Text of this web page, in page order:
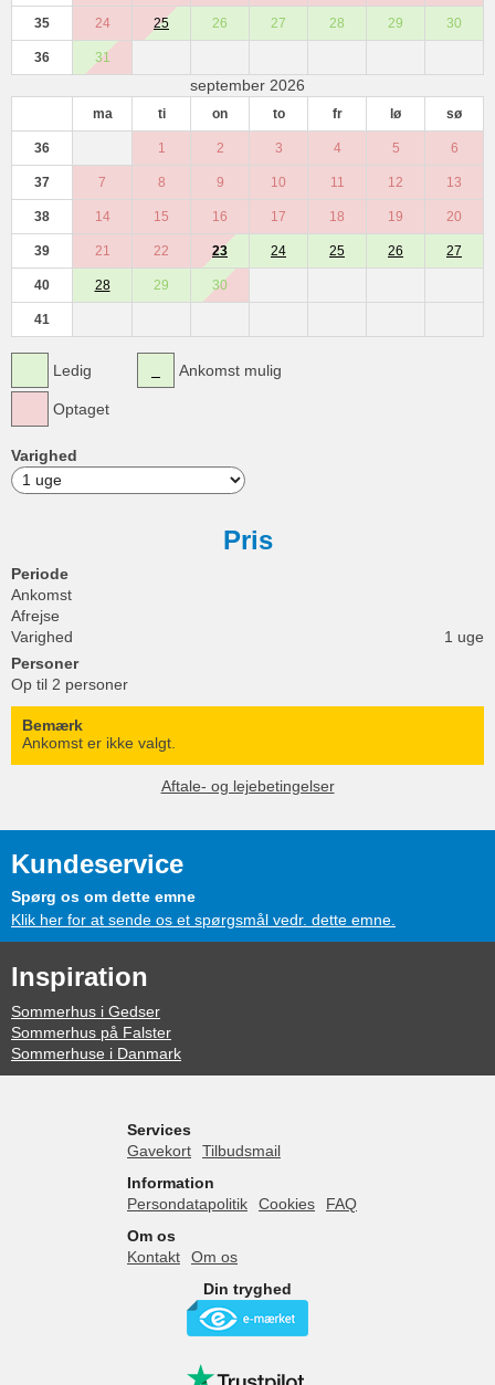
35 24 25 26 27 28 29 30
36 31
september 2026
ma ti on to fr lø sø
36 1 2 3 4 5 6
37 7 8 9 10 11 12 13
38 14 15 16 17 18 19 20
39 21 22 23 24 25 26 27
40 28 29 30
41
Ledig
Optaget
Ankomst mulig
Varighed
Pris
Periode
Ankomst
Afrejse
Varighed
1 uge
Personer
Op til 2 personer
Bemærk
Ankomst er ikke valgt.
Aftale- og lejebetingelser
Kundeservice
Spørg os om dette emne
Klik her for at sende os et spørgsmål vedr. dette emne.
Inspiration
Sommerhus i Gedser
Sommerhus på Falster
Sommerhuse i Danmark
Services
Gavekort
Tilbudsmail
Information
Persondatapolitik
Cookies
FAQ
Om os
Kontakt
Om os
Din tryghed